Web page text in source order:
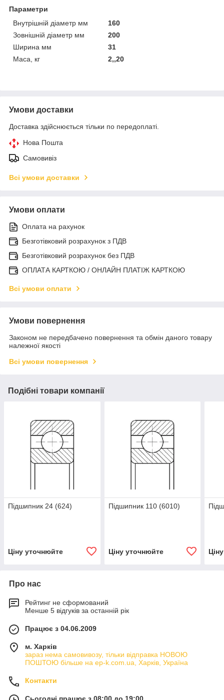
Параметри
Внутрішній діаметр мм
160
Зовнішній діаметр мм
200
Ширина мм
31
Маса, кг
2,,20
Умови доставки
Доставка здійснюється тільки по передоплаті.
Нова Пошта
Самовивіз
Всі умови доставки
Умови оплати
Оплата на рахунок
Безготівковий розрахунок з ПДВ
Безготівковий розрахунок без ПДВ
ОПЛАТА КАРТКОЮ / ОНЛАЙН ПЛАТІЖ КАРТКОЮ
Всі умови оплати
Умови повернення
Законом не передбачено повернення та обмін даного товару
належної якості
Всі умови повернення
Подібні товари компанії
Підшипник 24 (624)
Ціну уточнюйте
Підшипник 110 (6010)
Ціну уточнюйте
Про нас
Рейтинг не сформований
Менше 5 відгуків за останній рік
Працює з 04.06.2009
м. Харків
зараз нема самовивозу, тільки відправка НОВОЮ
ПОШТОЮ більше на ep-k.com.ua, Харків, Україна
Контакти